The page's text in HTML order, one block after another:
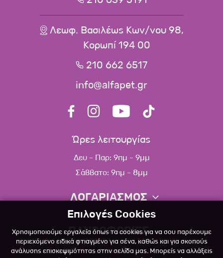
Λεωφ. Βασιλέως Κων/νου 98,
Κορωπί 194 00
210 662 6517
info@alfapet.gr
Ώρες λειτουργίας
Δευ - Παρ: 9πμ - 9μμ
Σάββατο: 9πμ - 8μμ
ΛΟΓΑΡΙΑΣΜΟΣ
Πληροφορίες λογαριασμού
Λίστα αγαπημένων
ΠΛΗΡΟΦΟΡΙΕΣ
Σχετικά
Επιλογές Cookies
Χρησιμοποιούμε εργαλεία όπως τα cookies για να σου παρέχουμε
περιεχόμενο ειδικά φτιαγμένο για σένα, καθώς και για σκοπούς
ανάλυσης επισκεψιμότητας στην σελίδα μας. Μπορείς να αλλάξεις